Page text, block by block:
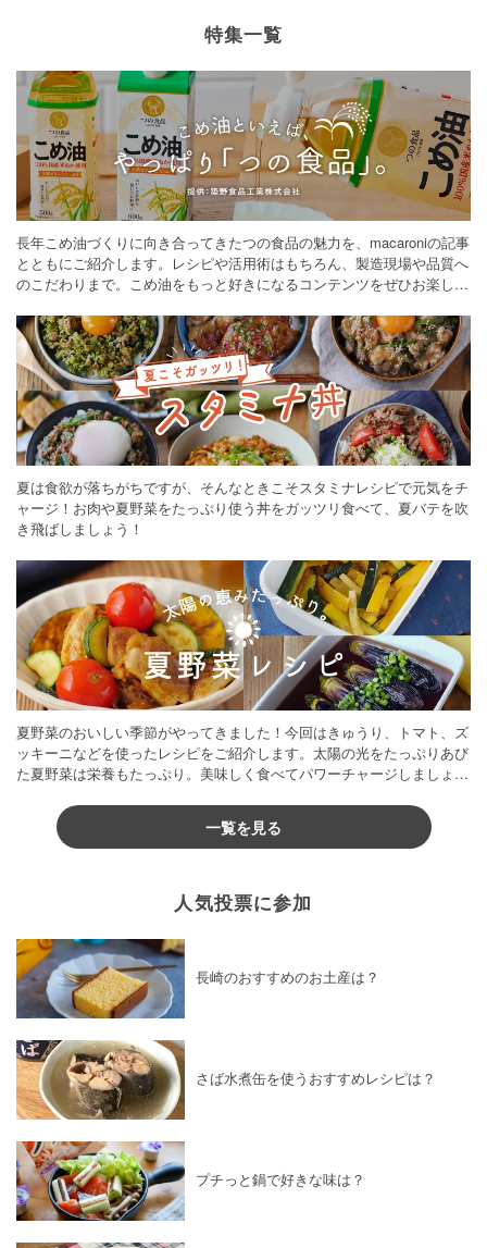
特集一覧
長年こめ油づくりに向き合ってきたつの食品の魅力を、macaroniの記事
とともにご紹介します。レシピや活用術はもちろん、製造現場や品質へ
のこだわりまで。こめ油をもっと好きになるコンテンツをぜひお楽しみ
夏は食欲が落ちがちですが、そんなときこそスタミナレシピで元気をチ
ャージ！お肉や夏野菜をたっぷり使う丼をガッツリ食べて、夏バテを吹
き飛ばしましょう！
夏野菜のおいしい季節がやってきました！今回はきゅうり、トマト、ズ
ッキーニなどを使ったレシピをご紹介します。太陽の光をたっぷりあび
た夏野菜は栄養もたっぷり。美味しく食べてパワーチャージしましょう
一覧を見る
人気投票に参加
長崎のおすすめのお土産は？
さば水煮缶を使うおすすめレシピは？
プチっと鍋で好きな味は？